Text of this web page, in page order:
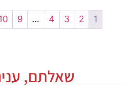
1
2
3
4
…
9
שאלתם,